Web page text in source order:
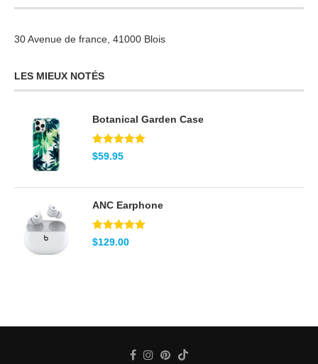
30 Avenue de france, 41000 Blois
LES MIEUX NOTÉS
Botanical Garden Case
Note5.00
sur 5
$59.95
ANC Earphone
Note5.00
sur 5
$129.00